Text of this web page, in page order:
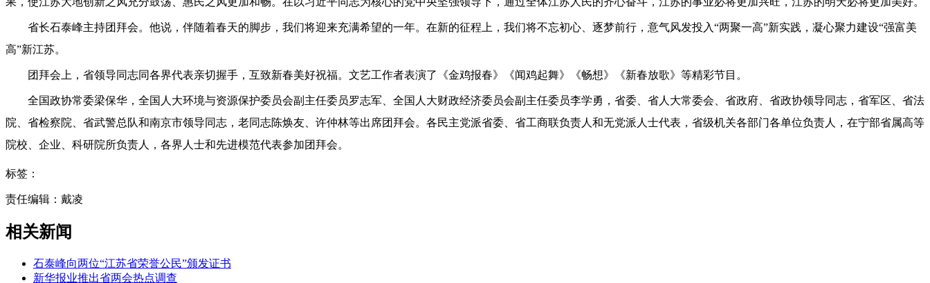
省长石泰峰主持团拜会。他说，伴随着春天的脚步，我们将迎来充满希望的一年。在新的征程上，我们将不忘初心、逐梦前行，意气风发投入“两聚一高”新实践，凝心聚力建设“强富美
高”新江苏。
团拜会上，省领导同志同各界代表亲切握手，互致新春美好祝福。文艺工作者表演了《金鸡报春》《闻鸡起舞》《畅想》《新春放歌》等精彩节目。
全国政协常委梁保华，全国人大环境与资源保护委员会副主任委员罗志军、全国人大财政经济委员会副主任委员李学勇，省委、省人大常委会、省政府、省政协领导同志，省军区、省法
院、省检察院、省武警总队和南京市领导同志，老同志陈焕友、许仲林等出席团拜会。各民主党派省委、省工商联负责人和无党派人士代表，省级机关各部门各单位负责人，在宁部省属高等
院校、企业、科研院所负责人，各界人士和先进模范代表参加团拜会。
标签：
责任编辑：戴凌
相关新闻
石泰峰向两位“江苏省荣誉公民”颁发证书
新华报业推出省两会热点调查